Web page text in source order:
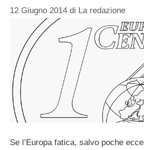
12 Giugno 2014 di La redazione
Se l’Europa fatica, salvo poche